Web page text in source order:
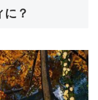
に？